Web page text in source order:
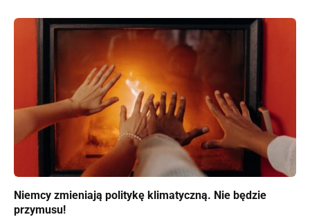
Niemcy zmieniają politykę klimatyczną. Nie będzie
przymusu!